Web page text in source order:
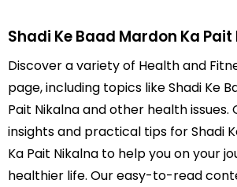
Shadi Ke Baad Mardon Ka
Discover a variety of Health and
page, including topics like Shadi Ke
Pait Nikalna and other health issues.
insights and practical tips for Shadi
Ka Pait Nikalna to help you on your
healthier life. Our easy-to-read